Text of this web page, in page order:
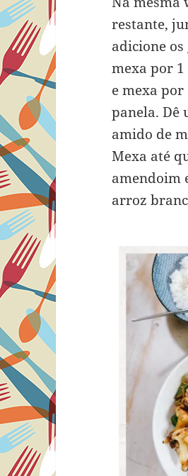
restante,
adicione
mexa por
e mexa
panela. Dê
amido de
Mexa até
amendoim
arroz